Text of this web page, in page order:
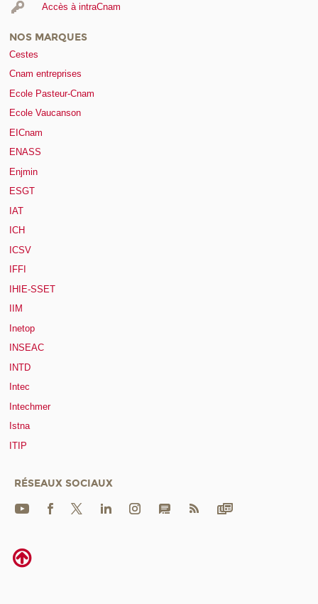
Accès à intraCnam
NOS MARQUES
Cestes
Cnam entreprises
Ecole Pasteur-Cnam
Ecole Vaucanson
EICnam
ENASS
Enjmin
ESGT
IAT
ICH
ICSV
IFFI
IHIE-SSET
IIM
Inetop
INSEAC
INTD
Intec
Intechmer
Istna
ITIP
RÉSEAUX SOCIAUX